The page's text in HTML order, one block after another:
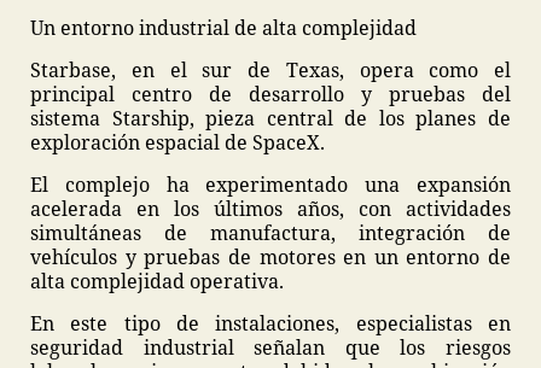
Un entorno industrial de alta complejidad
Starbase, en el sur de Texas, opera como el
principal centro de desarrollo y pruebas del
sistema Starship, pieza central de los planes de
exploración espacial de SpaceX.
El complejo ha experimentado una expansión
acelerada en los últimos años, con actividades
simultáneas de manufactura, integración de
vehículos y pruebas de motores en un entorno de
alta complejidad operativa.
En este tipo de instalaciones, especialistas en
seguridad industrial señalan que los riesgos